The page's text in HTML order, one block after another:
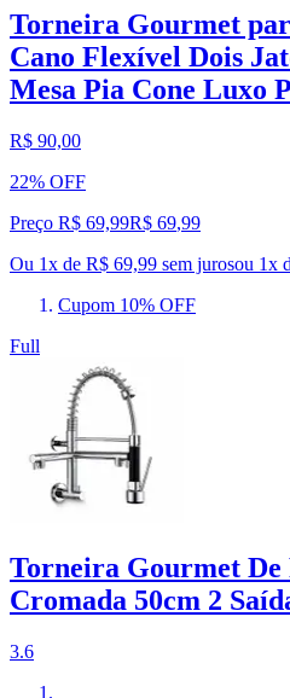
Torneira Gourmet
Cano Flexível Dois
Mesa Pia Cone Luxo
R$ 90,00
22% OFF
Preço R$ 69,99R$ 69,99
Ou 1x de R$ 69,99 sem jurosou 1x
Cupom 10% OFF
Full
Torneira Gourmet De
Cromada 50cm 2
3.6